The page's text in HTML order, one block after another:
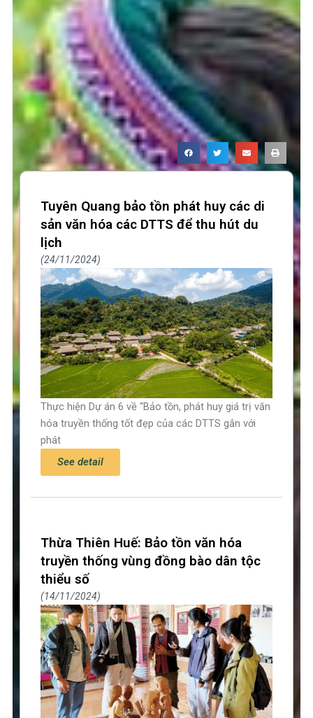
Tuyên Quang bảo tồn phát huy các di
sản văn hóa các DTTS để thu hút du
lịch
24/11/2024
Thực hiện Dự án 6 về “Bảo tồn, phát huy giá trị văn
hóa truyền thống tốt đẹp của các DTTS gắn với
phát
See detail
Thừa Thiên Huế: Bảo tồn văn hóa
truyền thống vùng đồng bào dân tộc
thiểu số
14/11/2024